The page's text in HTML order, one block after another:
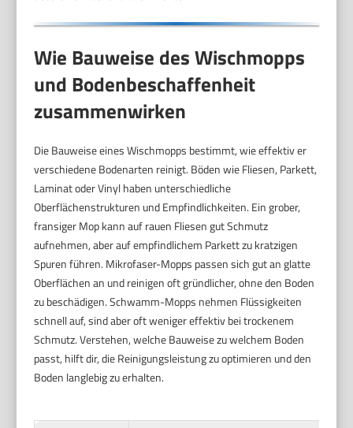
Wie Bauweise des Wischmopps
und Bodenbeschaffenheit
zusammenwirken
Die Bauweise eines Wischmopps bestimmt, wie effektiv er
verschiedene Bodenarten reinigt. Böden wie Fliesen, Parkett,
Laminat oder Vinyl haben unterschiedliche
Oberflächenstrukturen und Empfindlichkeiten. Ein grober,
fransiger Mop kann auf rauen Fliesen gut Schmutz
aufnehmen, aber auf empfindlichem Parkett zu kratzigen
Spuren führen. Mikrofaser-Mopps passen sich gut an glatte
Oberflächen an und reinigen oft gründlicher, ohne den Boden
zu beschädigen. Schwamm-Mopps nehmen Flüssigkeiten
schnell auf, sind aber oft weniger effektiv bei trockenem
Schmutz. Verstehen, welche Bauweise zu welchem Boden
passt, hilft dir, die Reinigungsleistung zu optimieren und den
Boden langlebig zu erhalten.